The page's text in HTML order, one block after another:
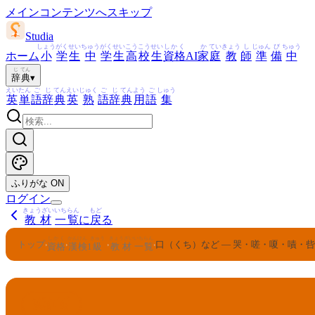
メインコンテンツへスキップ
Studia
ホーム 小
しょう
学
がく
生
せい
中
ちゅう
学
がく
生
せい
高
こう
校
こう
生
せい
資格
しかく
AI家
か
庭
てい
教
きょう
師
し
準
じゅん
備
び
中
ちゅう
辞
じ
典
てん
▾
英
えい
単
たん
語
ご
辞
じ
典
てん
英
えい
熟
じゅく
語
ご
辞
じ
典
てん
用
よう
語
ご
集
しゅう
ふりがな ON
ログイン
教材
きょうざい
一覧
いちらん
に 戻
もど
る
トップ›資格
しかく
›漢検
かんけん
1級
きゅう
› 教材
きょうざい
一覧
いちらん
›口（くち）など — 哭・嗟・嗄・嘖・